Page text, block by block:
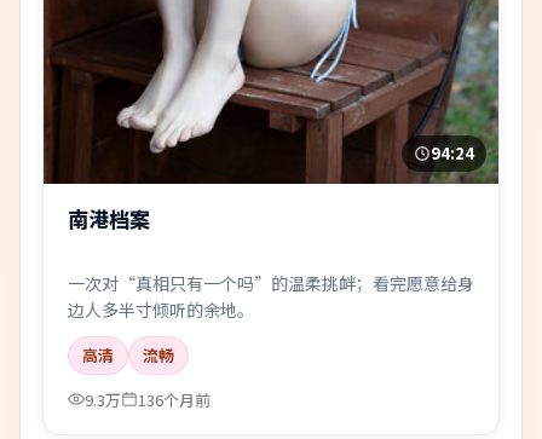
94:24
南港档案
一次对“真相只有一个吗”的温柔挑衅；看完愿意给身
边人多半寸倾听的余地。
高清
流畅
9.3万
136个月前